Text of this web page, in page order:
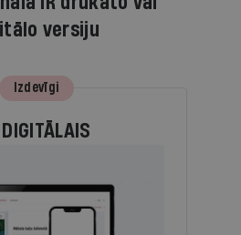
versiju
Izdevīgi
DIGITĀLAIS